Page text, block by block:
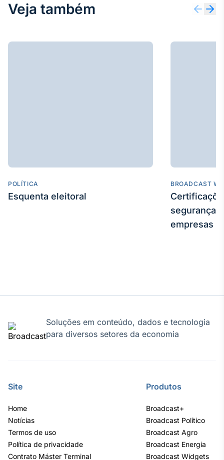
Crédito
Em breve
Veja também
POLÍTICA
Esquenta eleitoral
BROADCAST
segurança
empresas
Soluções em conteúdo, dados e tecnologia
para diversos setores da economia
Site
Home
Notícias
Termos de uso
Política de privacidade
Contrato Máster Terminal
Produtos
Broadcast+
Broadcast Político
Broadcast Agro
Broadcast Energia
Broadcast Widgets